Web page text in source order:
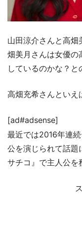
山田涼介さんと高畑
畑美月さんは女優の
しているのかな？と
高畑充希さんといえ
[ad#adsense]
最近では2016年連
公を演じられて話題
サチコ』で主人公を